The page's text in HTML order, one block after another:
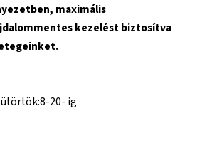
maximális
kezelést biztosítva
20- ig